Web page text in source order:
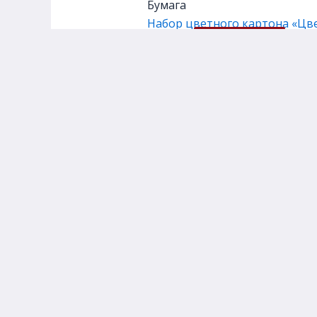
Бумага
Набор цветного картона